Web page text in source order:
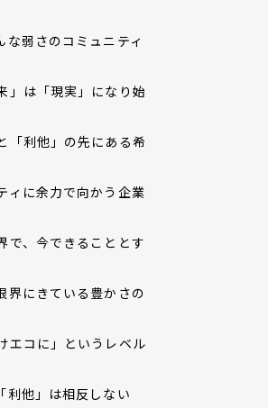
弱さのコミュニティ
は「現実」になり始
利他」の先にある希
に余力で向かう企業
、今できることとす
にきている豊かさの
コに」というレベル
他」は相反しない